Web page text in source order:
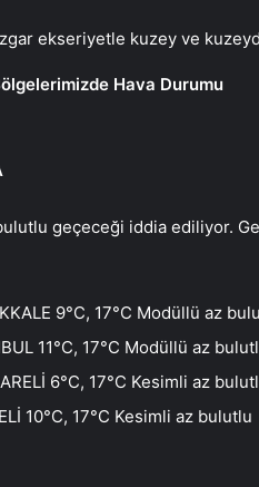
ekseriyetle kuzey ve
Hava Durumu
geçeceği iddia ediliyor.
9°C, 17°C Modüllü az
11°C, 17°C Modüllü az
6°C, 17°C Kesimli az
10°C, 17°C Kesimli az bulutlu